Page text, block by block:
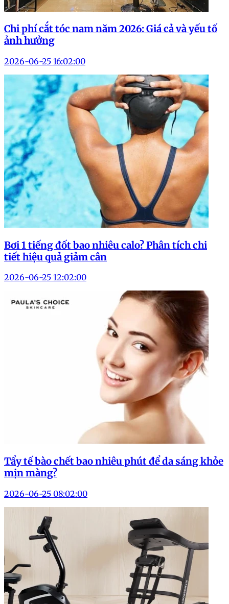
Chi phí cắt tóc nam năm 2026: Giá cả và yếu tố
ảnh hưởng
2026-06-25 16:02:00
Bơi 1 tiếng đốt bao nhiêu calo? Phân tích chi
tiết hiệu quả giảm cân
2026-06-25 12:02:00
Tẩy tế bào chết bao nhiêu phút để da sáng khỏe
mịn màng?
2026-06-25 08:02:00